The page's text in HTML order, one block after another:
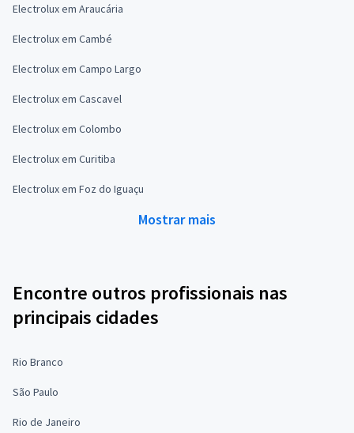
Electrolux em Araucária
Electrolux em Cambé
Electrolux em Campo Largo
Electrolux em Cascavel
Electrolux em Colombo
Electrolux em Curitiba
Electrolux em Foz do Iguaçu
Mostrar mais
Encontre outros profissionais nas
principais cidades
Rio Branco
São Paulo
Rio de Janeiro